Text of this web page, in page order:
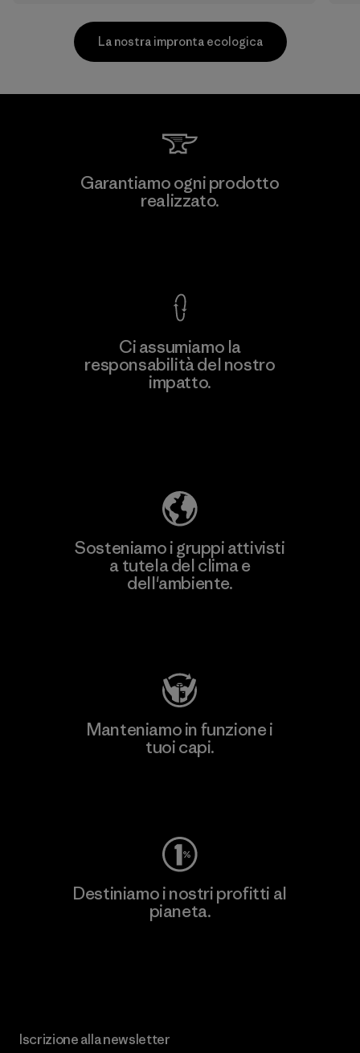
Scopri di più
MAS Active (Pvt) Ltd. - Asialine
La nostra impronta ecologica
Garantiamo ogni prodotto
realizzato.
Ci assumiamo la
responsabilità del nostro
impatto.
Sosteniamo i gruppi attivisti
a tutela del clima e
dell'ambiente.
Manteniamo in funzione i
tuoi capi.
Destiniamo i nostri profitti al
pianeta.
Iscrizione alla newsletter